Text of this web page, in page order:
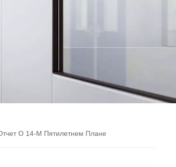
О 14-М Пятилетнем Плане